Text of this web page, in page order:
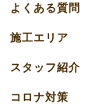
よくある質問
施工エリア
スタッフ紹介
コロナ対策